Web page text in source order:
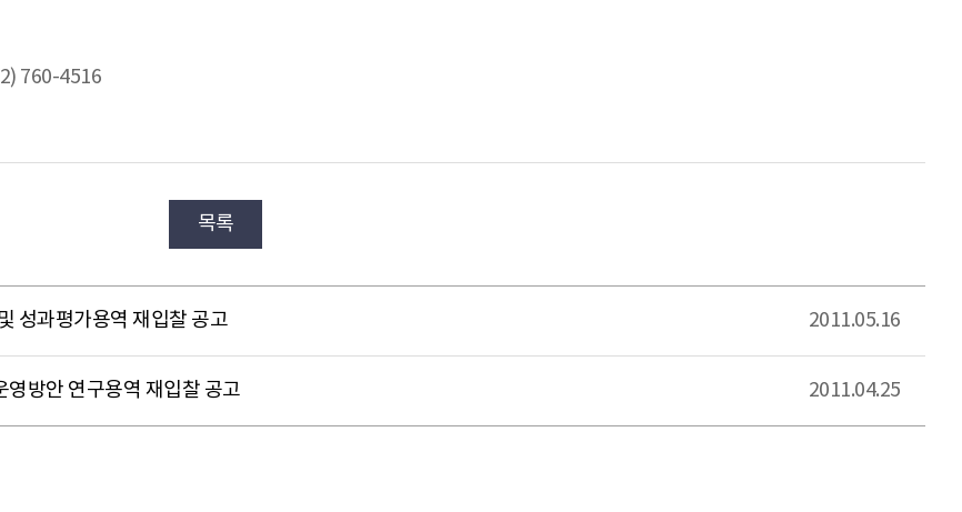
760-4516
목록
성과평가용역 재입찰 공고 2011.05.16
영방안 연구용역 재입찰 공고 2011.04.25